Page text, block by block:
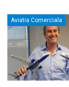
Aviatia Comerciala